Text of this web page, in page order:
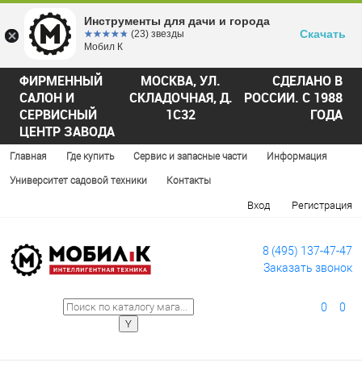
ФИРМЕННЫЙ
САЛОН И
СЕРВИСНЫЙ
ЦЕНТР ЗАВОДА
МОСКВА, УЛ.
СКЛАДОЧНАЯ, Д.
1С32
СДЕЛАНО В
РОССИИ. С 1988
ГОДА
Главная Где купить Сервис и запасные части Информация
Университет садовой техники Контакты
Вход Регистрация
8 (495) 137-47-47
Заказать звонок
0 0
Инструменты для дачи и города
☆☆☆☆☆
★★★★★ (23) звезды
Мобил К
Скачать